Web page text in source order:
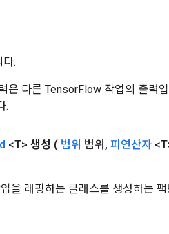
.
은 다른 TensorFlow 작업의 출력
.
<T> 생성 ( 범위 범위 , 피연산자
을 래핑하는 클래스를 생성하는